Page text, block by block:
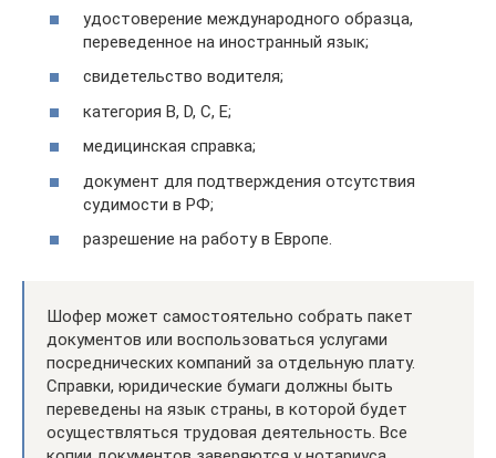
удостоверение международного образца,
переведенное на иностранный язык;
свидетельство водителя;
категория B, D, C, E;
медицинская справка;
документ для подтверждения отсутствия
судимости в РФ;
разрешение на работу в Европе.
Шофер может самостоятельно собрать пакет
документов или воспользоваться услугами
посреднических компаний за отдельную плату.
Справки, юридические бумаги должны быть
переведены на язык страны, в которой будет
осуществляться трудовая деятельность. Все